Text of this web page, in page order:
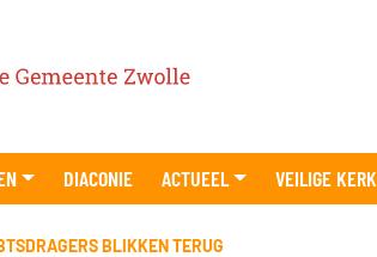
DIACONIE ACTUEEL VEILIGE KERK
BLIKKEN TERUG